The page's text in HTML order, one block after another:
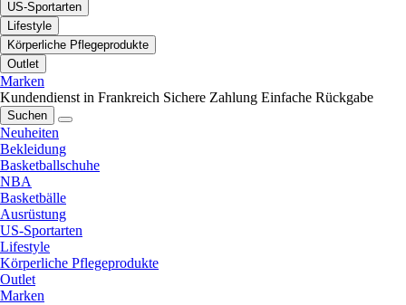
US-Sportarten
Lifestyle
Körperliche Pflegeprodukte
Outlet
Marken
Kundendienst in Frankreich Sichere Zahlung Einfache Rückgabe
Suchen
Neuheiten
Bekleidung
Basketballschuhe
NBA
Basketbälle
Ausrüstung
US-Sportarten
Lifestyle
Körperliche Pflegeprodukte
Outlet
Marken